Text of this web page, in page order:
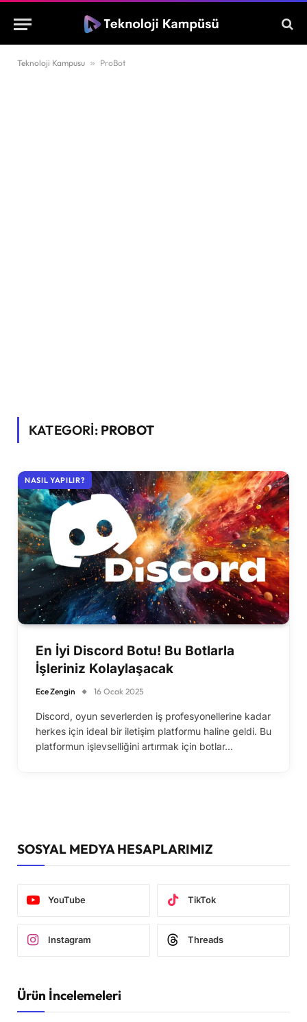
Teknoloji Kampusu » ProBot
KATEGORİ: PROBOT
NASIL YAPILIR?
En İyi Discord Botu! Bu Botlarla
İşleriniz Kolaylaşacak
Ece Zengin 16 Ocak 2025
Discord, oyun severlerden iş profesyonellerine kadar
herkes için ideal bir iletişim platformu haline geldi. Bu
platformun işlevselliğini artırmak için botlar…
SOSYAL MEDYA HESAPLARIMIZ
YouTube TikTok
Instagram Threads
Ürün İncelemeleri